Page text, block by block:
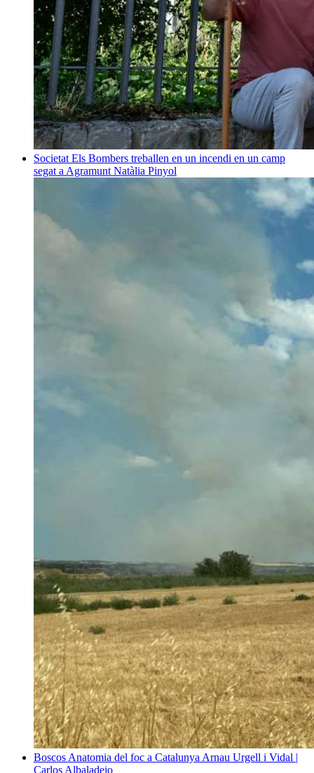
Societat Els Bombers treballen en un incendi en un camp
segat a Agramunt Natàlia Pinyol
Boscos Anatomia del foc a Catalunya Arnau Urgell i Vidal |
Carlos Albaladejo